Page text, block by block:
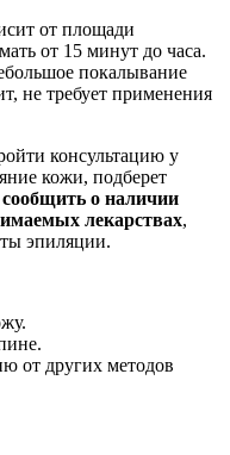
от площади
от 15 минут до часа.
покалывание
не требует применения
консультацию у
кожи, подберет
о наличии
лекарствах,
эпиляции.
от других методов